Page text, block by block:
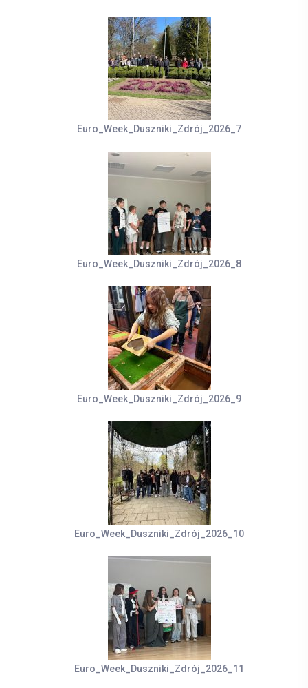
Euro_Week_Duszniki_Zdrój_2026_7
Euro_Week_Duszniki_Zdrój_2026_8
Euro_Week_Duszniki_Zdrój_2026_9
Euro_Week_Duszniki_Zdrój_2026_10
Euro_Week_Duszniki_Zdrój_2026_11